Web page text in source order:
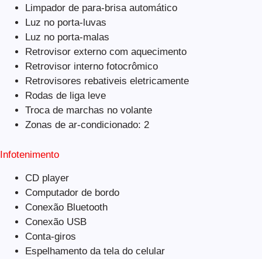
Limpador de para-brisa automático
Luz no porta-luvas
Luz no porta-malas
Retrovisor externo com aquecimento
Retrovisor interno fotocrômico
Retrovisores rebativeis eletricamente
Rodas de liga leve
Troca de marchas no volante
Zonas de ar-condicionado: 2
Infotenimento
CD player
Computador de bordo
Conexão Bluetooth
Conexão USB
Conta-giros
Espelhamento da tela do celular